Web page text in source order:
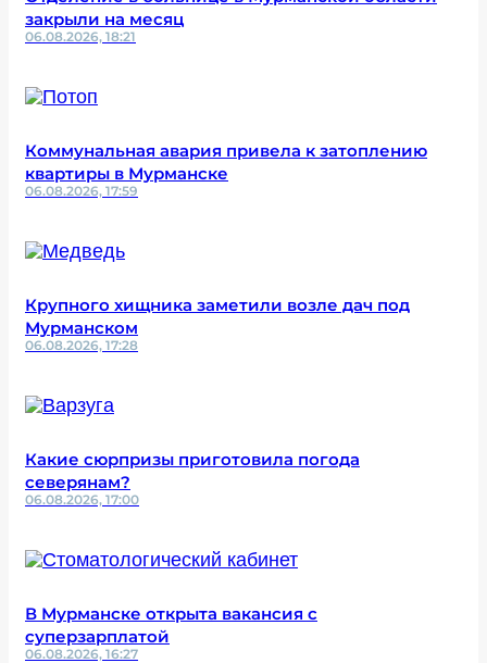
закрыли на месяц
06.08.2026, 18:21
Коммунальная авария привела к затоплению
квартиры в Мурманске
06.08.2026, 17:59
Крупного хищника заметили возле дач под
Мурманском
06.08.2026, 17:28
Какие сюрпризы приготовила погода
северянам?
06.08.2026, 17:00
В Мурманске открыта вакансия с
суперзарплатой
06.08.2026, 16:27